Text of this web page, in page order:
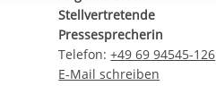
zur Bereitstellung
Cookies setzen wir
Stellvertretende
Pressesprecherin
Telefon:+49 69 94545-126
E-Mail schreiben